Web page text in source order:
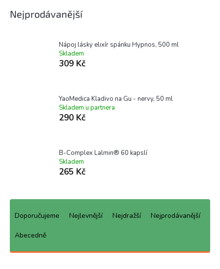
lNejprodávanější
Nápoj lásky elixír spánku Hypnos, 500 ml
Skladem
309 Kč
YaoMedica Kladivo na Gu - nervy, 50 ml
Skladem u partnera
290 Kč
B-Complex Lalmin® 60 kapslí
Skladem
265 Kč
Ř
Doporučujeme Nejlevnější Nejdražší Nejprodávanější
Abecedně